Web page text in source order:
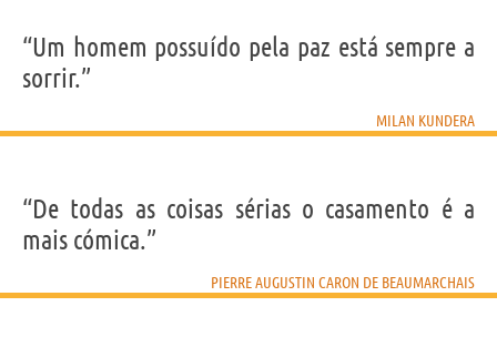
“Um homem possuído pela paz está sempre a
sorrir.”
MILAN KUNDERA
“De todas as coisas sérias o casamento é a
mais cómica.”
PIERRE AUGUSTIN CARON DE BEAUMARCHAIS